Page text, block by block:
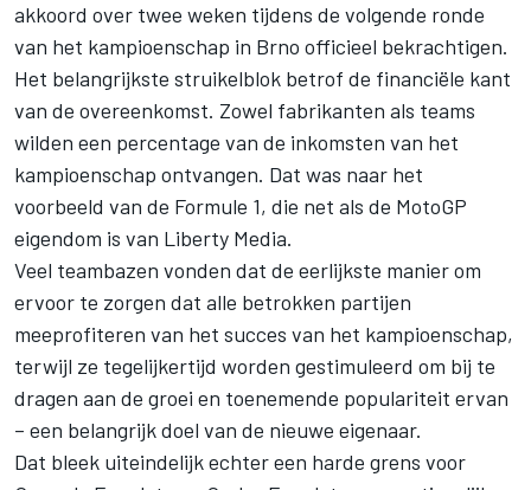
akkoord over twee weken tijdens de volgende ronde
van het kampioenschap in Brno officieel bekrachtigen.
Het belangrijkste struikelblok betrof de financiële kant
van de overeenkomst. Zowel fabrikanten als teams
wilden een percentage van de inkomsten van het
kampioenschap ontvangen. Dat was naar het
voorbeeld van de Formule 1, die net als de MotoGP
eigendom is van Liberty Media.
Veel teambazen vonden dat de eerlijkste manier om
ervoor te zorgen dat alle betrokken partijen
meeprofiteren van het succes van het kampioenschap,
terwijl ze tegelijkertijd worden gestimuleerd om bij te
dragen aan de groei en toenemende populariteit ervan
– een belangrijk doel van de nieuwe eigenaar.
Dat bleek uiteindelijk echter een harde grens voor